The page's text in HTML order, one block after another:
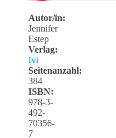
Autor/in:
Jennifer
Estep
Verlag:
Ivi
Seitenanzahl:
384
ISBN:
978-3-
492-
70356-
7